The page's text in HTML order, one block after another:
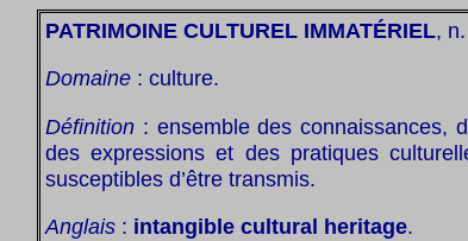
PATRIMOINE CULTUREL IMMATÉRIEL,
Domaine : culture.
Définition : ensemble des connaissances,
des expressions et des pratiques
susceptibles d’être transmis.
Anglais : intangible cultural heritage.